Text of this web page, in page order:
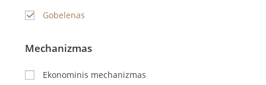
Gobelenas
Mechanizmas
Ekonominis mechanizmas